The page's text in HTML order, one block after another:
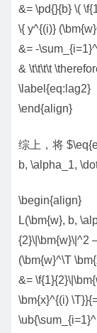
&= \pd{}{b} \(
\{ y^{(i)}
&= -
& \t\t\t\t
\label{eq:lag2}
\end{align}
综上，将
b, \alpha_1,
\begin{align}
L(\bm{w}, b,
{2}\|\bm{w}\|^2
(\bm{w}^\T
&=
\bm{x}^{(i)